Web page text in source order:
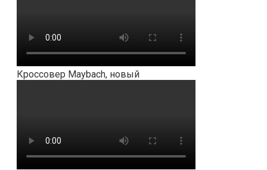
Кроссовер Maybach, новый